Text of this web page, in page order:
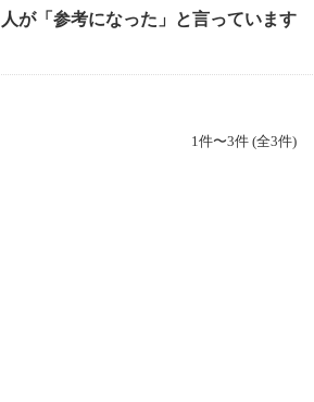
が「参考になった」と言っています
1件〜3件 (全3件)